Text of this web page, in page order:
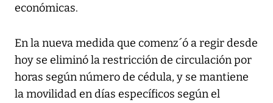
económicas.
En la nueva medida que comenz´ó a regir desde
hoy se eliminó la restricción de circulación por
horas según número de cédula, y se mantiene
la movilidad en días específicos según el